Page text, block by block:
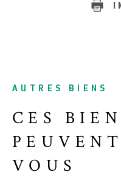
AUTRES BIENS
CES
VOUS